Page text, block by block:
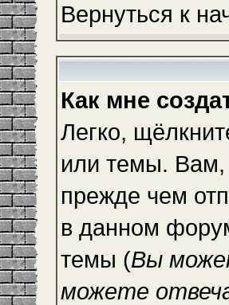
Вернуться к
Как мне
Легко,
или темы. Вам,
прежде чем
в данном
темы (Вы
можете